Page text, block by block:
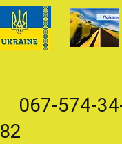
067-574-
82